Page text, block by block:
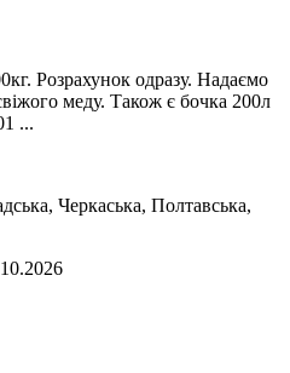
Розрахунок одразу. Надаємо
меду. Також є бочка 200л
...
Черкаська, Полтавська,